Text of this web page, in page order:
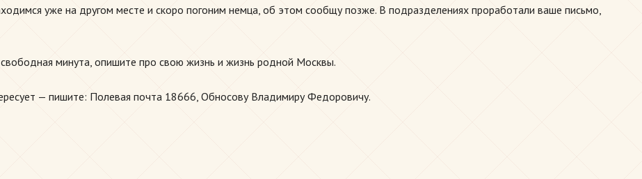
уже на другом месте и скоро погоним немца, об этом сообщу позже. В подразделениях проработали ваше письмо,
минута, опишите про свою жизнь и жизнь родной Москвы.
— пишите: Полевая почта 18666, Обносову Владимиру Федоровичу.